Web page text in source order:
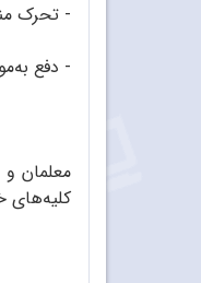
- تحرک
- دفع
معلمان
کلیه‌های